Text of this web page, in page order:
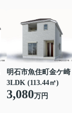
明石市魚住町金ケ崎
3LDK (113.44㎡)
3,080万円